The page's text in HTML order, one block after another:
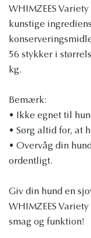
WHIMZEES
kunstige
56 stykker i
kg.
Bemærk:
• Ikke egnet til
• Sørg altid for, at
• Overvåg din
ordentligt.
Giv din hund en
WHIMZEES
smag og funktion!